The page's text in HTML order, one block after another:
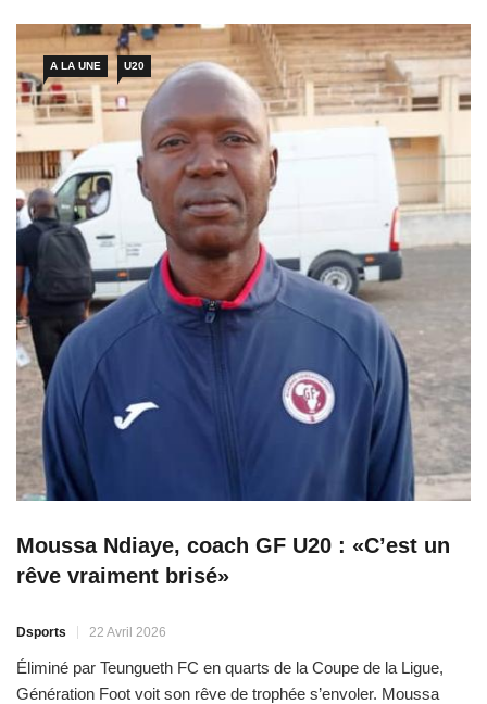
rapprocher du trophée. […]
A LA UNE U20
Moussa Ndiaye, coach GF U20 : «C’est un
rêve vraiment brisé»
Dsports 22 Avril 2026
Éliminé par Teungueth FC en quarts de la Coupe de la Ligue,
Génération Foot voit son rêve de trophée s’envoler. Moussa